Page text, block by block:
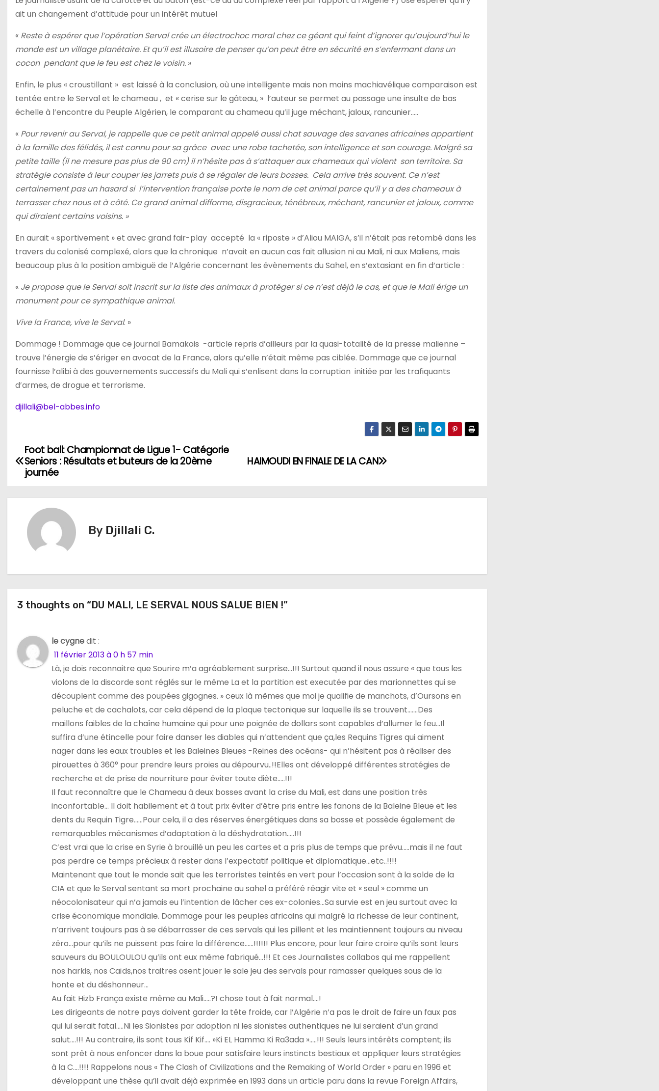
ait un changement d’attitude pour un intérêt mutuel
« Reste à espérer que l’opération Serval crée un électrochoc moral chez ce géant qui feint d’ignorer qu’aujourd’hui le
monde est un village planétaire. Et qu’il est illusoire de penser qu’on peut être en sécurité en s’enfermant dans un
cocon pendant que le feu est chez le voisin. »
Enfin, le plus « croustillant » est laissé à la conclusion, où une intelligente mais non moins machiavélique comparaison est
tentée entre le Serval et le chameau , et « cerise sur le gâteau, » l’auteur se permet au passage une insulte de bas
échelle à l’encontre du Peuple Algérien, le comparant au chameau qu’il juge méchant, jaloux, rancunier…..
« Pour revenir au Serval, je rappelle que ce petit animal appelé aussi chat sauvage des savanes africaines appartient
à la famille des félidés, il est connu pour sa grâce avec une robe tachetée, son intelligence et son courage. Malgré sa
petite taille (il ne mesure pas plus de 90 cm) il n’hésite pas à s’attaquer aux chameaux qui violent son territoire. Sa
stratégie consiste à leur couper les jarrets puis à se régaler de leurs bosses. Cela arrive très souvent. Ce n’est
certainement pas un hasard si l’intervention française porte le nom de cet animal parce qu’il y a des chameaux à
terrasser chez nous et à côté. Ce grand animal difforme, disgracieux, ténébreux, méchant, rancunier et jaloux, comme
qui diraient certains voisins. »
En aurait « sportivement » et avec grand fair-play accepté la « riposte » d’Aliou MAIGA, s’il n’était pas retombé dans les
travers du colonisé complexé, alors que la chronique n’avait en aucun cas fait allusion ni au Mali, ni aux Maliens, mais
beaucoup plus à la position ambiguë de l’Algérie concernant les évènements du Sahel, en s’extasiant en fin d’article :
« Je propose que le Serval soit inscrit sur la liste des animaux à protéger si ce n’est déjà le cas, et que le Mali érige un
monument pour ce sympathique animal.
Vive la France, vive le Serval. »
Dommage ! Dommage que ce journal Bamakois -article repris d’ailleurs par la quasi-totalité de la presse malienne –
trouve l’énergie de s’ériger en avocat de la France, alors qu’elle n’était même pas ciblée. Dommage que ce journal
fournisse l’alibi à des gouvernements successifs du Mali qui s’enlisent dans la corruption initiée par les trafiquants
d’armes, de drogue et terrorisme.
djillali@bel-abbes.info
N
v
t
i
n
d
HAIMOUDI EN FINALE DE LA CAN
Foot ball: Championnat de Ligue 1- Catégorie
Seniors : Résultats et buteurs de la 20ème
journée
By Djillali C.
3 thoughts on “DU MALI, LE SERVAL NOUS SALUE BIEN !”
le cygnedit :
11 février 2013 à 0 h 57 min
Là, je dois reconnaitre que Sourire m’a agréablement surprise…!!! Surtout quand il nous assure « que tous les
violons de la discorde sont réglés sur le même La et la partition est executée par des marionnettes qui se
découplent comme des poupées gigognes. » ceux là mêmes que moi je qualifie de manchots, d’Oursons en
peluche et de cachalots, car cela dépend de la plaque tectonique sur laquelle ils se trouvent…….Des
maillons faibles de la chaîne humaine qui pour une poignée de dollars sont capables d’allumer le feu…Il
suffira d’une étincelle pour faire danser les diables qui n’attendent que ça,les Requins Tigres qui aiment
nager dans les eaux troubles et les Baleines Bleues -Reines des océans- qui n’hésitent pas à réaliser des
pirouettes à 360° pour prendre leurs proies au dépourvu..!!Elles ont développé différentes stratégies de
recherche et de prise de nourriture pour éviter toute diète…..!!!
Il faut reconnaître que le Chameau à deux bosses avant la crise du Mali, est dans une position très
inconfortable… Il doit habilement et à tout prix éviter d’être pris entre les fanons de la Baleine Bleue et les
dents du Requin Tigre……Pour cela, il a des réserves énergétiques dans sa bosse et possède également de
remarquables mécanismes d’adaptation à la déshydratation…..!!!
C’est vrai que la crise en Syrie à brouillé un peu les cartes et a pris plus de temps que prévu…..mais il ne faut
pas perdre ce temps précieux à rester dans l’expectatif politique et diplomatique…etc..!!!!
Maintenant que tout le monde sait que les terroristes teintés en vert pour l’occasion sont à la solde de la
CIA et que le Serval sentant sa mort prochaine au sahel a préféré réagir vite et « seul » comme un
néocolonisateur qui n’a jamais eu l’intention de lâcher ces ex-colonies…Sa survie est en jeu surtout avec la
crise économique mondiale. Dommage pour les peuples africains qui malgré la richesse de leur continent,
n’arrivent toujours pas à se débarrasser de ces servals qui les pillent et les maintiennent toujours au niveau
zéro…pour qu’ils ne puissent pas faire la différence……!!!!!! Plus encore, pour leur faire croire qu’ils sont leurs
sauveurs du BOULOULOU qu’ils ont eux même fabriqué…!!! Et ces Journalistes collabos qui me rappellent
nos harkis, nos Caïds,nos traitres osent jouer le sale jeu des servals pour ramasser quelques sous de la
honte et du déshonneur…
Au fait Hizb França existe même au Mali…..?! chose tout à fait normal….!
Les dirigeants de notre pays doivent garder la tête froide, car l’Algérie n’a pas le droit de faire un faux pas
qui lui serait fatal…..Ni les Sionistes par adoption ni les sionistes authentiques ne lui seraient d’un grand
salut….!!! Au contraire, ils sont tous Kif Kif…. »Ki EL Hamma Ki Ra3ada »…..!!! Seuls leurs intérêts comptent; ils
sont prêt à nous enfoncer dans la boue pour satisfaire leurs instincts bestiaux et appliquer leurs stratégies
à la C….!!!! Rappelons nous « The Clash of Civilizations and the Remaking of World Order » paru en 1996 et
développant une thèse qu’il avait déjà exprimée en 1993 dans un article paru dans la revue Foreign Affairs,